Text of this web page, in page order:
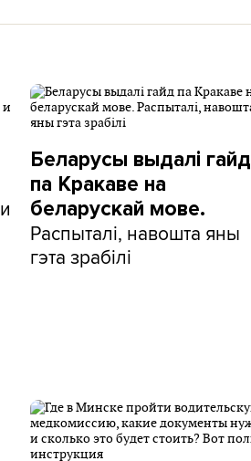
Беларусы выдалі гайд
па Кракаве на
беларускай мове.
Распыталі, навошта яны
гэта зрабілі